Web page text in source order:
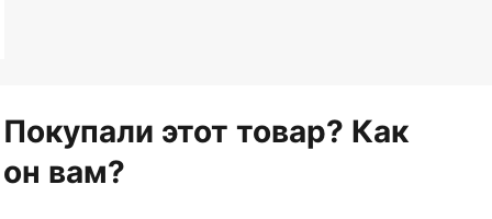
Покупали этот товар? Как
он вам?